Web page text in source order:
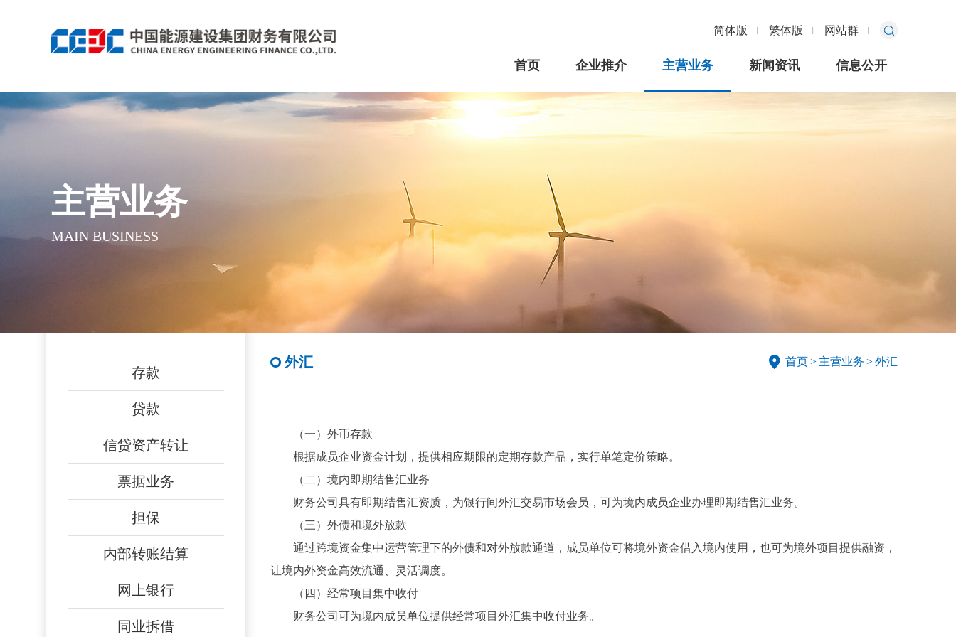
简体版 繁体版 网站群
首页 企业推介 主营业务 新闻资讯 信息公开
主营业务
MAIN BUSINESS
存款
贷款
信贷资产转让
票据业务
担保
内部转账结算
网上银行
同业拆借
外汇 首页 > 主营业务 > 外汇
（一）外币存款
根据成员企业资金计划，提供相应期限的定期存款产品，实行单笔定价策略。
（二）境内即期结售汇业务
财务公司具有即期结售汇资质，为银行间外汇交易市场会员，可为境内成员企业办理即期结售汇业务。
（三）外债和境外放款
通过跨境资金集中运营管理下的外债和对外放款通道，成员单位可将境外资金借入境内使用，也可为境外项目提供融资，
让境内外资金高效流通、灵活调度。
（四）经常项目集中收付
财务公司可为境内成员单位提供经常项目外汇集中收付业务。